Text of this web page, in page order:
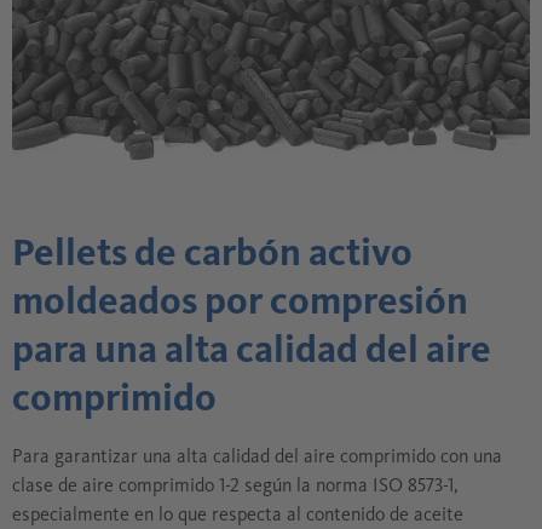
Pellets de carbón activo
moldeados por compresión
para una alta calidad del aire
comprimido
Para garantizar una alta calidad del aire comprimido con una
clase de aire comprimido 1-2 según la norma ISO 8573-1,
especialmente en lo que respecta al contenido de aceite